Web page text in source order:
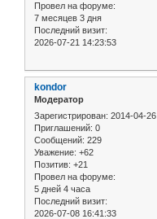
Провел на форуме:
7 месяцев 3 дня
Последний визит:
2026-07-21 14:23:53
kondor
Модератор
Зарегистрирован: 2014-04-26
Приглашений: 0
Сообщений: 229
Уважение: +62
Позитив: +21
Провел на форуме:
5 дней 4 часа
Последний визит:
2026-07-08 16:41:33